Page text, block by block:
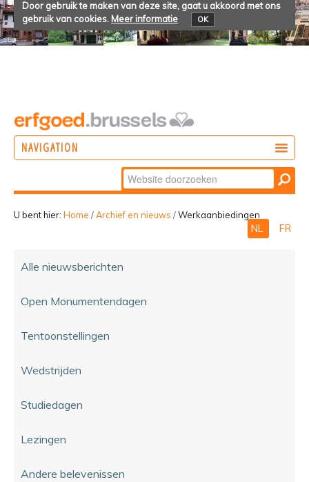
Door gebruik te maken van deze site, gaat u akkoord met ons
gebruik van cookies. Meer informatie OK
NAVIGATION
Zoek
Geavanceerd
zoeken...
U bent hier: Home /Archief en nieuws /Werkaanbiedingen
NL FR
Alle nieuwsberichten
Open Monumentendagen
Tentoonstellingen
Wedstrijden
Studiedagen
Lezingen
Andere belevenissen